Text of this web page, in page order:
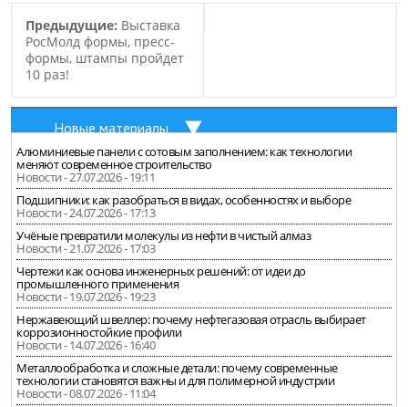
Предыдущие: Выставка
РосМолд формы, пресс-
формы, штампы пройдет
10 раз!
Новые материалы
Алюминиевые панели с сотовым заполнением: как технологии
меняют современное строительство
Новости - 27.07.2026 - 19:11
Подшипники: как разобраться в видах, особенностях и выборе
Новости - 24.07.2026 - 17:13
Учёные превратили молекулы из нефти в чистый алмаз
Новости - 21.07.2026 - 17:03
Чертежи как основа инженерных решений: от идеи до
промышленного применения
Новости - 19.07.2026 - 19:23
Нержавеющий швеллер: почему нефтегазовая отрасль выбирает
коррозионностойкие профили
Новости - 14.07.2026 - 16:40
Металлообработка и сложные детали: почему современные
технологии становятся важны и для полимерной индустрии
Новости - 08.07.2026 - 11:04